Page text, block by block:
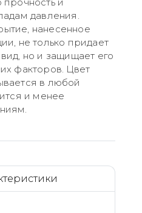
прочность и
давления.
нанесенное
не только придает
но и защищает его
факторов. Цвет
в любой
и менее